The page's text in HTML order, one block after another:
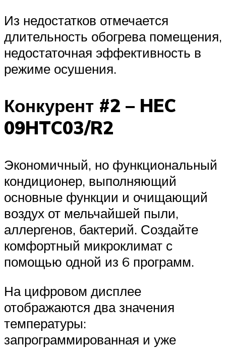
Из недостатков отмечается
длительность обогрева помещения,
недостаточная эффективность в
режиме осушения.
Конкурент #2 – HEC
09HTC03/R2
Экономичный, но функциональный
кондиционер, выполняющий
основные функции и очищающий
воздух от мельчайшей пыли,
аллергенов, бактерий. Создайте
комфортный микроклимат с
помощью одной из 6 программ.
На цифровом дисплее
отображаются два значения
температуры:
запрограммированная и уже